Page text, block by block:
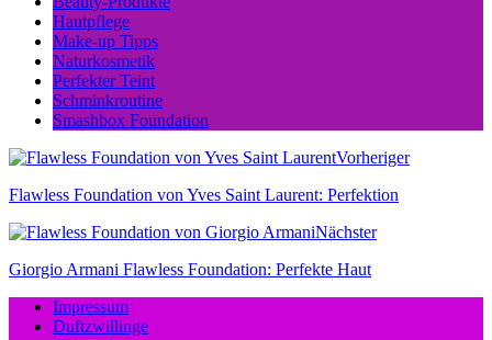
Hautpflege
Make-up Tipps
Naturkosmetik
Perfekter Teint
Schminkroutine
Smashbox Foundation
Vorheriger
Flawless Foundation von Yves Saint Laurent: Perfektion
Nächster
Giorgio Armani Flawless Foundation: Perfekte Haut
Impressum
Duftzwillinge